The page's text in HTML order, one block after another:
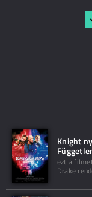
Knight
ezt a
Drake